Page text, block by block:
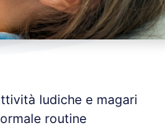
ludiche e magari
routine